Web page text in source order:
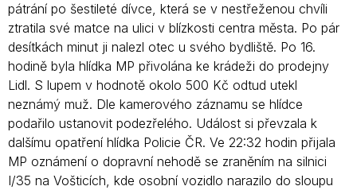
pátrání po šestileté dívce, která se v nestřeženou chvíli
ztratila své matce na ulici v blízkosti centra města. Po pár
desítkách minut ji nalezl otec u svého bydliště. Po 16.
hodině byla hlídka MP přivolána ke krádeži do prodejny
Lidl. S lupem v hodnotě okolo 500 Kč odtud utekl
neznámý muž. Dle kamerového záznamu se hlídce
podařilo ustanovit podezřelého. Událost si převzala k
dalšímu opatření hlídka Policie ČR. Ve 22:32 hodin přijala
MP oznámení o dopravní nehodě se zraněním na silnici
I/35 na Vošticích, kde osobní vozidlo narazilo do sloupu